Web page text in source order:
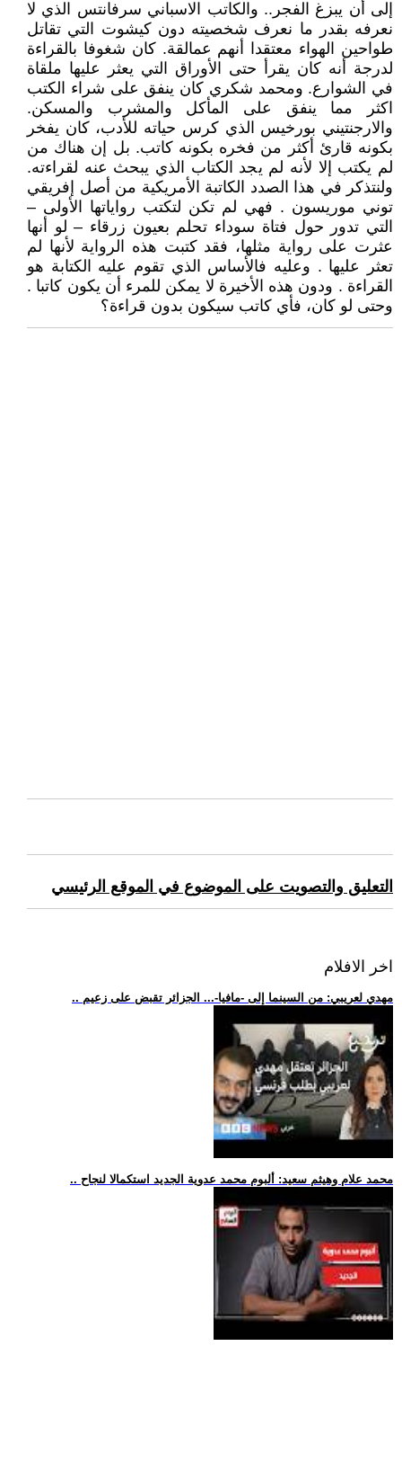
إلى أن يبزغ الفجر.. والكاتب الاسباني سرفانتس الذي لا
نعرفه بقدر ما نعرف شخصيته دون كيشوت التي تقاتل
طواحين الهواء معتقدا أنهم عمالقة. كان شغوفا بالقراءة
لدرجة أنه كان يقرأ حتى الأوراق التي يعثر عليها ملقاة
في الشوارع. ومحمد شكري كان ينفق على شراء الكتب
اكثر مما ينفق على المأكل والمشرب والمسكن.
والارجنتيني بورخيس الذي كرس حياته للأدب، كان يفخر
بكونه قارئ أكثر من فخره بكونه كاتب. بل إن هناك من
لم يكتب إلا لأنه لم يجد الكتاب الذي يبحث عنه لقراءته.
ولنتذكر في هذا الصدد الكاتبة الأمريكية من أصل إفريقي
توني موريسون . فهي لم تكن لتكتب رواياتها الأولى –
التي تدور حول فتاة سوداء تحلم بعيون زرقاء – لو أنها
عثرت على رواية مثلها، فقد كتبت هذه الرواية لأنها لم
تعثر عليها . وعليه فالأساس الذي تقوم عليه الكتابة هو
القراءة . ودون هذه الأخيرة لا يمكن للمرء أن يكون كاتبا .
وحتى لو كان، فأي كاتب سيكون بدون قراءة؟
التعليق والتصويت على الموضوع في الموقع الرئيسي
اخر الافلام
.. مهدي لعريبي: من السينما إلى -مافيا-... الجزائر تقبض على زعيم
.. محمد علام وهيثم سعيد: ألبوم محمد عدوية الجديد استكمالا لنجاح